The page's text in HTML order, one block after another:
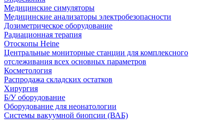
Медицинские симуляторы
Медицинские анализаторы электробезопасности
Дозиметрическое оборудование
Радиационная терапия
Отоскопы Heine
Центральные мониторные станции для комплексного
отслеживания всех основных параметров
Косметология
Распродажа складских остатков
Хирургия
Б/У оборудование
Оборудование для неонатологии
Системы вакуумной биопсии (ВАБ)